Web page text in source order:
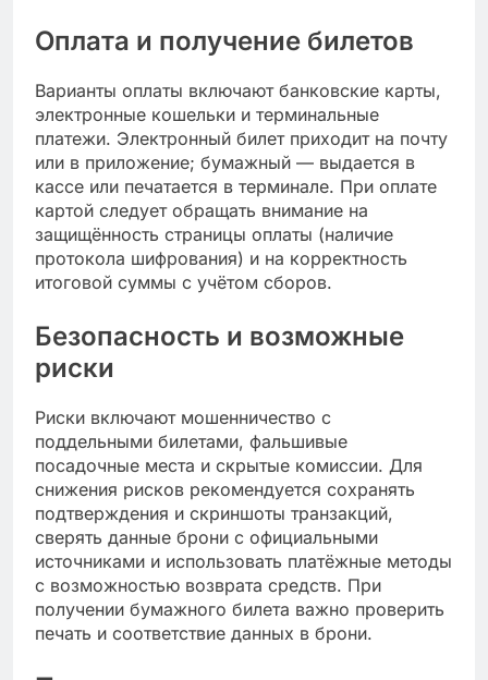
Оплата и получение билетов
Варианты оплаты включают банковские карты,
электронные кошельки и терминальные
платежи. Электронный билет приходит на почту
или в приложение; бумажный — выдается в
кассе или печатается в терминале. При оплате
картой следует обращать внимание на
защищённость страницы оплаты (наличие
протокола шифрования) и на корректность
итоговой суммы с учётом сборов.
Безопасность и возможные
риски
Риски включают мошенничество с
поддельными билетами, фальшивые
посадочные места и скрытые комиссии. Для
снижения рисков рекомендуется сохранять
подтверждения и скриншоты транзакций,
сверять данные брони с официальными
источниками и использовать платёжные методы
с возможностью возврата средств. При
получении бумажного билета важно проверить
печать и соответствие данных в брони.